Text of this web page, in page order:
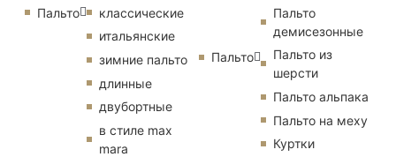
Пальто
классические
итальянские
зимние пальто
длинные
двубортные
в стиле max
mara
Пальто
Пальто
демисезонные
Пальто из
шерсти
Пальто альпака
Пальто на меху
Куртки